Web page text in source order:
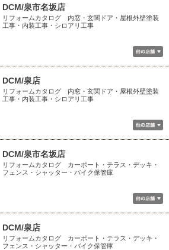
DCM/泉市名坂店
リフォームカタログ 内窓・玄関ドア・屋根外壁塗装
工事・内装工事・シロアリ工事
DCM/泉店
リフォームカタログ 内窓・玄関ドア・屋根外壁塗装
工事・内装工事・シロアリ工事
DCM/泉市名坂店
リフォームカタログ カーポート・テラス・デッキ・
フェンス・シャッター・バイク保管庫
DCM/泉店
リフォームカタログ カーポート・テラス・デッキ・
フェンス・シャッター・バイク保管庫